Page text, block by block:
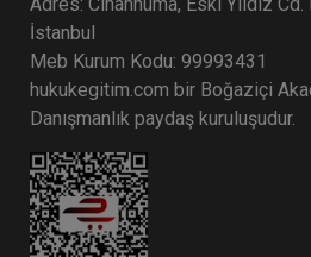
İstanbul
Meb Kurum Kodu: 99993431
hukukegitim.com bir Boğaziçi
Danışmanlık paydaş kuruluşudur.